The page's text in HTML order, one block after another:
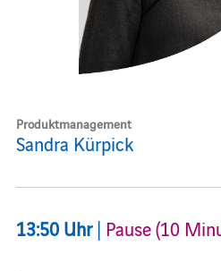
Produktmanagement
Sandra Kürpick
13:50 Uhr| Pause (10